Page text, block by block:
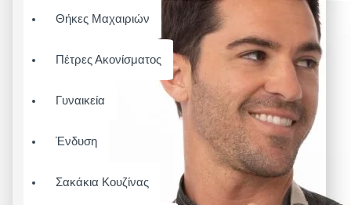
Θήκες Μαχαιριών
Πέτρες Ακονίσματος
Γυναικεία
Ένδυση
Σακάκια Κουζίνας